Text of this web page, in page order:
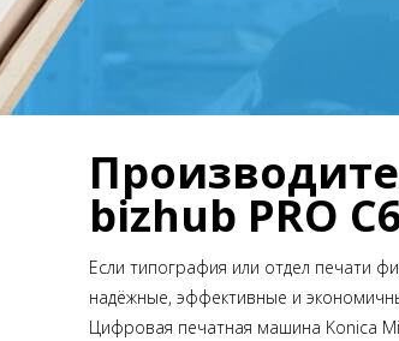
bizhub PRO
Если типография или отдел печати
надёжные, эффективные и
Цифровая печатная машина Konica